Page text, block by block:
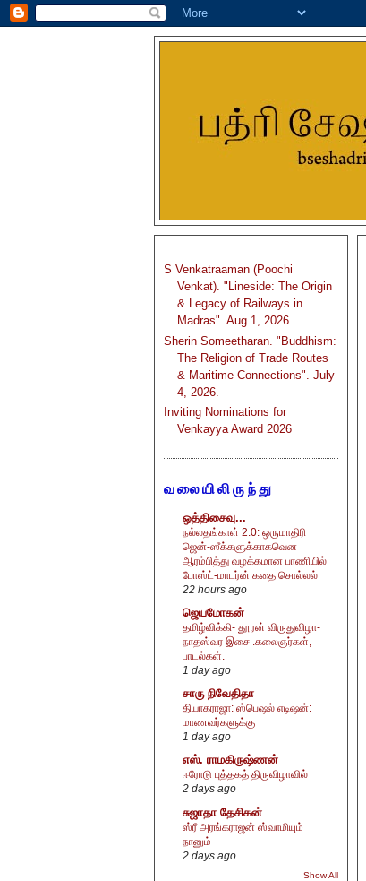
S Venkatraaman (Poochi
Venkat). "Lineside: The Origin
& Legacy of Railways in
Madras". Aug 1, 2026.
Sherin Someetharan. "Buddhism:
The Religion of Trade Routes
& Maritime Connections". July
4, 2026.
Inviting Nominations for
Venkayya Award 2026
வலையிலிருந்து
ஒத்திசைவு...
நல்லதங்காள் 2.0: ஒருமாதிரி
ஜென்-ஸீக்களுக்காகவென
ஆரம்பித்து வழக்கமான பாணியில்
போஸ்ட்-மாடர்ன் கதை சொல்லல்
22 hours ago
ஜெயமோகன்
தமிழ்விக்கி- தூரன் விருதுவிழா-
நாதஸ்வர இசை .கலைஞர்கள்,
பாடல்கள்.
1 day ago
சாரு நிவேதிதா
தியாகராஜா: ஸ்பெஷல் எடிஷன்:
மாணவர்களுக்கு
1 day ago
எஸ். ராமகிருஷ்ணன்
ஈரோடு புத்தகத் திருவிழாவில்
2 days ago
சுஜாதா தேசிகன்
ஸ்ரீ அரங்கராஜன் ஸ்வாமியும்
நானும்
2 days ago
Show All